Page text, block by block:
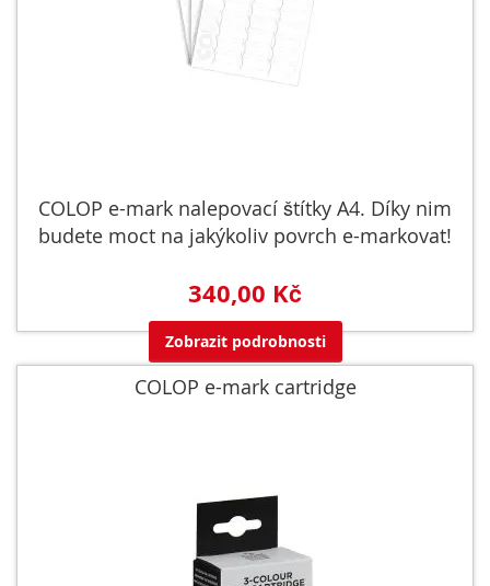
COLOP e-mark nalepovací štítky A4. Díky nim
budete moct na jakýkoliv povrch e-markovat!
340,00 Kč
Zobrazit podrobnosti
COLOP e-mark cartridge